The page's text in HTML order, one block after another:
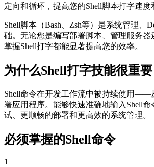
定向和循环，提高您的Shell脚本打字速度
Shell脚本（Bash、Zsh等）是系统管理、
础。无论您是编写部署脚本、管理服务器
掌握Shell打字都能显著提高您的效率。
为什么Shell打字技能很重要
Shell命令在开发工作流中被持续使用——
署应用程序。能够快速准确地输入Shell命
试、更顺畅的部署和更高效的系统管理。
必须掌握的Shell命令
1